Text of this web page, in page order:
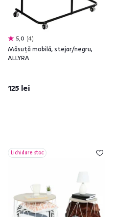
5,0 4
Măsuţă mobilă, stejar/negru,
ALLYRA
125 lei
Lichidare stoc